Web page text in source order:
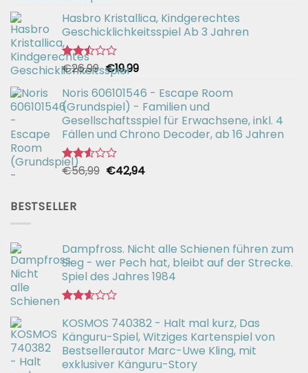
Bewertet
mit
2.67
von 5
Hasbro Kristallica, Kindgerechtes
Geschicklichkeitsspiel Ab 3 Jahren
Bewertet
mit
2.49
von 5
€26,99 Ursprünglicher
Preis
war:
€26,99
€19,99Aktueller
ist:
€19,99.
Noris 606101546 - Escape Room
(Grundspiel) - Familien und
Gesellschaftsspiel für Erwachsene, inkl. 4
Fällen und Chrono Decoder, ab 16 Jahren
Bewertet
von 5
€56,99 Ursprünglicher
€42,94Aktueller
BESTSELLER
Dampfross. Nicht alle Schienen führen zum
Sieg - wer Pech hat, bleibt auf der Strecke.
Spiel des Jahres 1984
mit
2.57
von 5
KOSMOS 740382 - Halt mal kurz, Das
Känguru-Spiel, Witziges Kartenspiel von
Bestsellerautor Marc-Uwe Kling, mit
exklusiver Känguru-Story